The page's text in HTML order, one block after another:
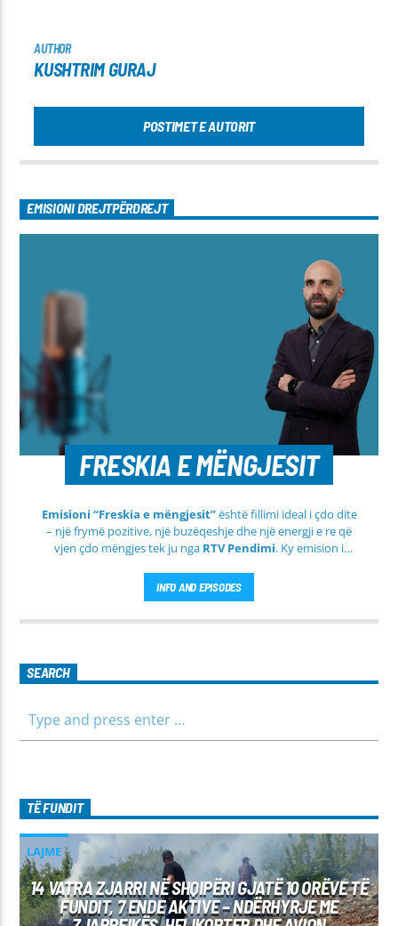
AUTHOR
KUSHTRIM GURAJ
POSTIMET E AUTORIT
EMISIONI DREJTPËRDREJT
FRESKIA E MËNGJESIT
Emisioni “Freskia e mëngjesit”është fillimi ideal i çdo dite
– një frymë pozitive, një buzëqeshje dhe një energji e re që
vjen çdo mëngjes tek ju nga RTV Pendimi. Ky emision i
informues dhe më të ngrohtë, duke ju shoqëruar në orët e
para të ditës me përmbajtje të larmishme dhe të dobishme
për të gjithë familjen.
INFO AND EPISODES
SEARCH
TË FUNDIT
LAJME
14 VATRA ZJARRI NË SHQIPËRI GJATË 10 ORËVE TË
FUNDIT, 7 ENDE AKTIVE – NDËRHYRJE ME